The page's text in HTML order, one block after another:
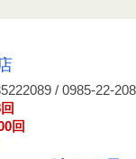
/ 0985-22-
回